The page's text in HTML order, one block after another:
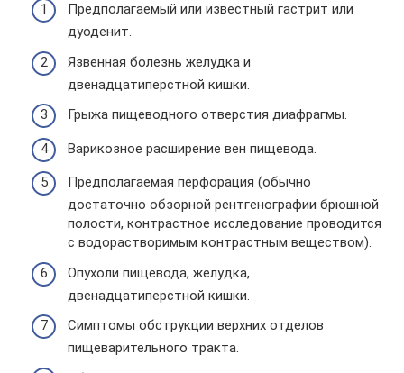
Предполагаемый или известный гастрит или
дуоденит.
Язвенная болезнь желудка и
двенадцатиперстной кишки.
Грыжа пищеводного отверстия диафрагмы.
Варикозное расширение вен пищевода.
Предполагаемая перфорация (обычно
достаточно обзорной рентгенографии брюшной
полости, контрастное исследование проводится
с водорастворимым контрастным веществом).
Опухоли пищевода, желудка,
двенадцатиперстной кишки.
Симптомы обструкции верхних отделов
пищеварительного тракта.